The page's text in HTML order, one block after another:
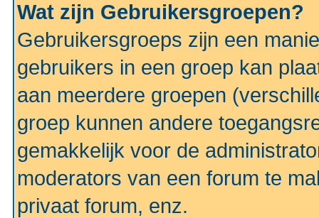
Wat zijn Gebruikersgroepen?
Gebruikersgroeps zijn een
gebruikers in een groep kan
aan meerdere groepen
groep kunnen andere
gemakkelijk voor de
moderators van een forum te
privaat forum, enz.